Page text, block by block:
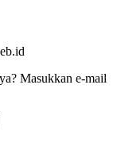
Masukkan e-mail